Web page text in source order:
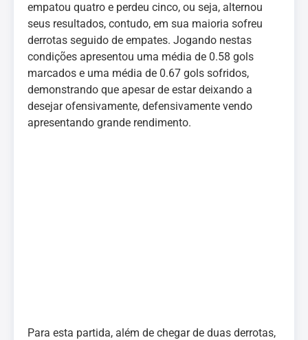
empatou quatro e perdeu cinco, ou seja, alternou
seus resultados, contudo, em sua maioria sofreu
derrotas seguido de empates. Jogando nestas
condições apresentou uma média de 0.58 gols
marcados e uma média de 0.67 gols sofridos,
demonstrando que apesar de estar deixando a
desejar ofensivamente, defensivamente vendo
apresentando grande rendimento.
Para esta partida, além de chegar de duas derrotas,